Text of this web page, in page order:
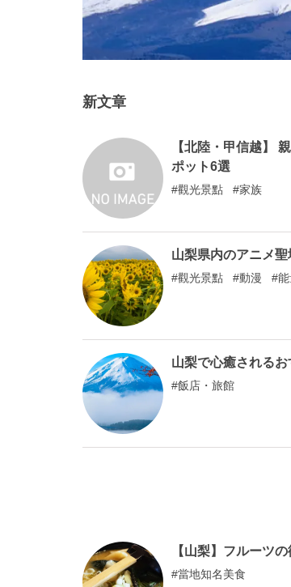
新文章
【北陸・甲信越】
ポット6選
觀光景點 家族
山梨県内のアニメ
觀光景點 動漫
山梨で心癒される
飯店・旅館
【山梨】フルーツ
當地知名美食